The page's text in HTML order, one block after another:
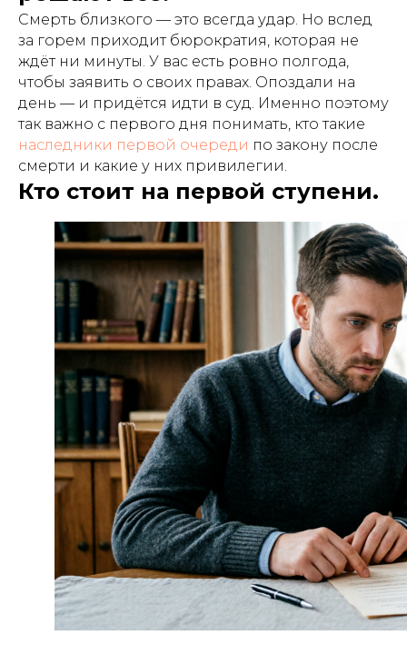
Смерть близкого — это всегда удар. Но вслед
за горем приходит бюрократия, которая не
ждёт ни минуты. У вас есть ровно полгода,
чтобы заявить о своих правах. Опоздали на
день — и придётся идти в суд. Именно поэтому
так важно с первого дня понимать, кто такие
наследники первой очереди по закону после
смерти и какие у них привилегии.
Кто стоит на первой ступени.